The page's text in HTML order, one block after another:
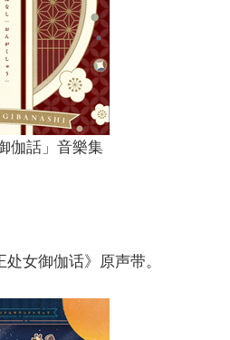
伽話」音樂集
女御伽话》原声带。